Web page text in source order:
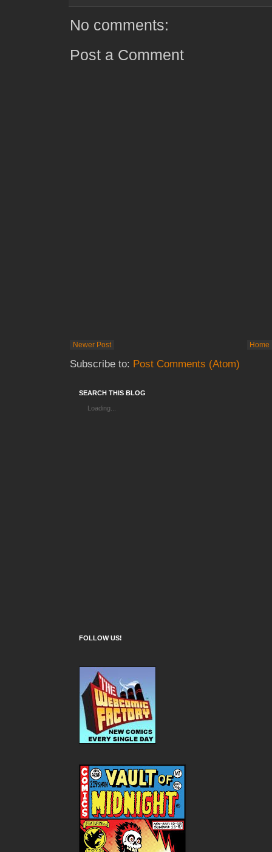
No comments:
Post a Comment
Newer Post Home
Subscribe to: Post Comments (Atom)
SEARCH THIS BLOG
Loading...
FOLLOW US!